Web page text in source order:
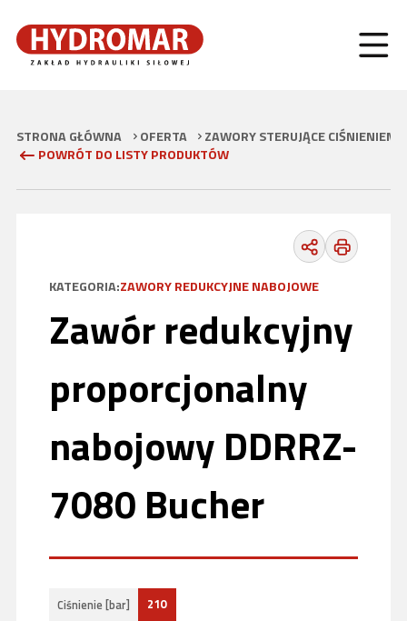
STRONA GŁÓWNA OFERTA
ZAWORY STERUJĄCE CIŚNIENIEM
POWRÓT DO LISTY PRODUKTÓW
KATEGORIA:ZAWORY REDUKCYJNE NABOJOWE
Zawór redukcyjny
proporcjonalny
nabojowy DDRRZ-
7080 Bucher
Ciśnienie [bar]
210